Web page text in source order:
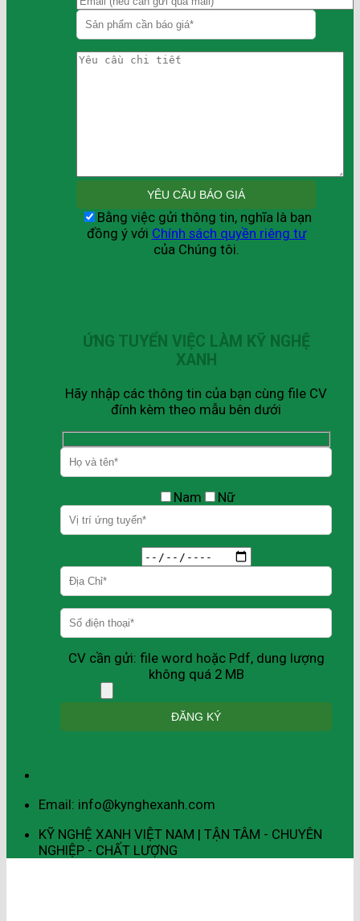
Bằng việc gửi thông tin, nghĩa là bạn
đồng ý với Chính sách quyền riêng tư
của Chúng tôi.
ỨNG TUYỂN VIỆC LÀM KỸ NGHỆ
XANH
Hãy nhập các thông tin của bạn cùng file CV
đính kèm theo mẫu bên dưới
Nam Nữ
CV cần gửi: file word hoặc Pdf, dung lượng
không quá 2 MB
Email: info@kynghexanh.com
KỸ NGHỆ XANH VIỆT NAM | TẬN TÂM - CHUYÊN
NGHIỆP - CHẤT LƯỢNG